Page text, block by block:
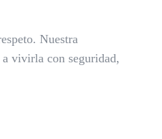
Nuestra
a vivirla con seguridad,